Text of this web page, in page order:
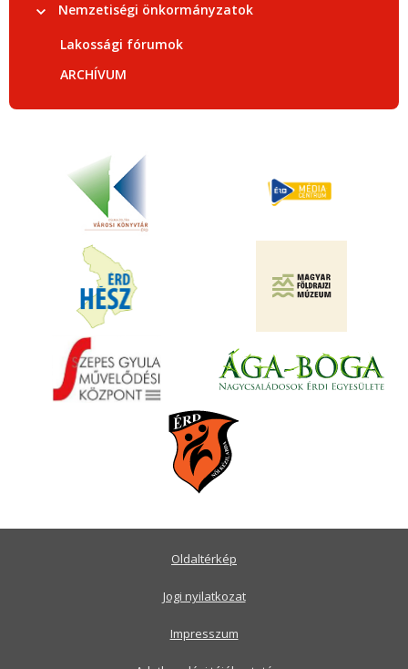
Nemzetiségi önkormányzatok
Lakossági fórumok
ARCHÍVUM
Oldaltérkép
Jogi nyilatkozat
Impresszum